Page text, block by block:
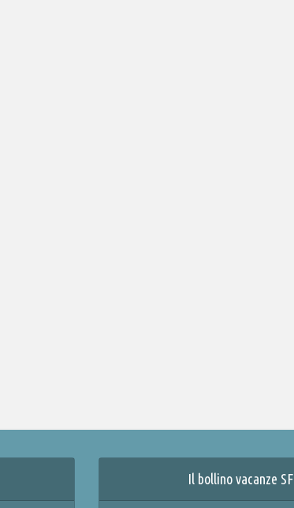
Il bollino vacanze SF